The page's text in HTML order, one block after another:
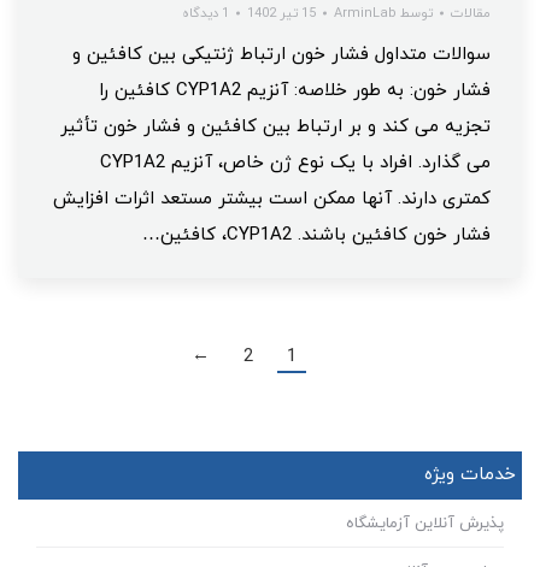
مقالات توسط ArminLab 15 تیر 1402 1 دیدگاه
سوالات متداول فشار خون ارتباط ژنتیکی بین کافئین و
فشار خون: به طور خلاصه: آنزیم CYP1A2 کافئین را
تجزیه می کند و بر ارتباط بین کافئین و فشار خون تأثیر
می گذارد. افراد با یک نوع ژن خاص، آنزیم CYP1A2
کمتری دارند. آنها ممکن است بیشتر مستعد اثرات افزایش
فشار خون کافئین باشند. CYP1A2، کافئین…
1
2
→
خدمات ویژه
پذیرش آنلاین آزمایشگاه